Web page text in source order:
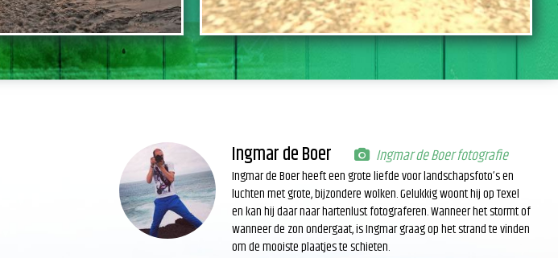
Ingmar de Boer Ingmar de Boer fotografie
Ingmar de Boer heeft een grote liefde voor landschapsfoto’s en
luchten met grote, bijzondere wolken. Gelukkig woont hij op Texel
en kan hij daar naar hartenlust fotograferen. Wanneer het stormt of
wanneer de zon ondergaat, is Ingmar graag op het strand te vinden
om de mooiste plaatjes te schieten.